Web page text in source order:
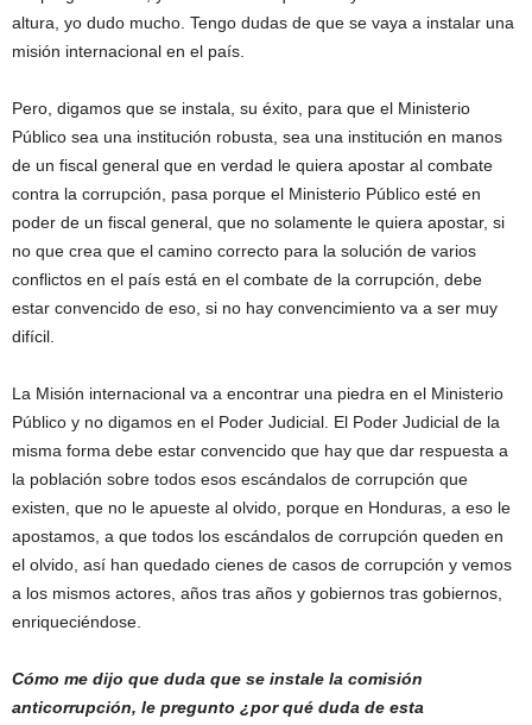
altura, yo dudo mucho. Tengo dudas de que se vaya a instalar una
misión internacional en el país.
Pero, digamos que se instala, su éxito, para que el Ministerio
Público sea una institución robusta, sea una institución en manos
de un fiscal general que en verdad le quiera apostar al combate
contra la corrupción, pasa porque el Ministerio Público esté en
poder de un fiscal general, que no solamente le quiera apostar, si
no que crea que el camino correcto para la solución de varios
conflictos en el país está en el combate de la corrupción, debe
estar convencido de eso, si no hay convencimiento va a ser muy
difícil.
La Misión internacional va a encontrar una piedra en el Ministerio
Público y no digamos en el Poder Judicial. El Poder Judicial de la
misma forma debe estar convencido que hay que dar respuesta a
la población sobre todos esos escándalos de corrupción que
existen, que no le apueste al olvido, porque en Honduras, a eso le
apostamos, a que todos los escándalos de corrupción queden en
el olvido, así han quedado cienes de casos de corrupción y vemos
a los mismos actores, años tras años y gobiernos tras gobiernos,
enriqueciéndose.
Cómo me dijo que duda que se instale la comisión
anticorrupción, le pregunto ¿por qué duda de esta